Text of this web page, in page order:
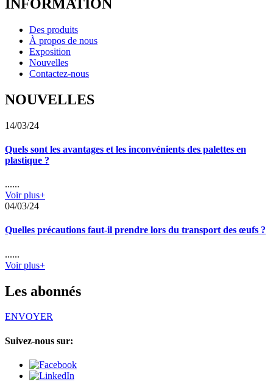
INFORMATION
Des produits
À propos de nous
Exposition
Nouvelles
Contactez-nous
NOUVELLES
14/03/24
Quels sont les avantages et les inconvénients des palettes en
plastique ?
......
Voir plus+
04/03/24
Quelles précautions faut-il prendre lors du transport des œufs ?
......
Voir plus+
Les abonnés
ENVOYER
Suivez-nous sur: